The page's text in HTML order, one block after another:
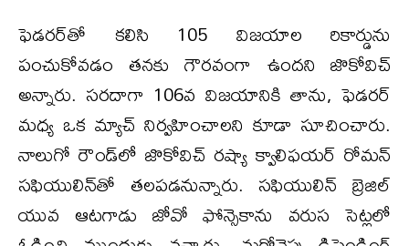
ఫెడరర్‌తో కలిసి 105 విజయాల రికార్డును
పంచుకోవడం తనకు గౌరవంగా ఉందని జొకోవిచ్
అన్నారు. సరదాగా 106వ విజయానికి తాను, ఫెడరర్
మధ్య ఒక మ్యాచ్ నిర్వహించాలని కూడా సూచించారు.
నాలుగో రౌండ్‌లో జొకోవిచ్ రష్యా క్వాలిఫయర్ రోమన్
సఫియులిన్‌తో తలపడనున్నారు. సఫియులిన్ బ్రెజిల్
యువ ఆటగాడు జోవో ఫోన్సెకాను వరుస సెట్లలో